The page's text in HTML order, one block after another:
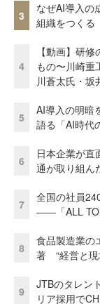
3
なぜAI導入の
組織をつくる
4
【動画】研
もの〜川崎重
川蒼太氏・坂
5
AI導入の明暗
語る「AI時代
6
日本企業が
通が取り組ん
7
全国の社員
――「ALL
8
食品製造業の
著 “経営と現
9
JTBのタレン
リア採用で